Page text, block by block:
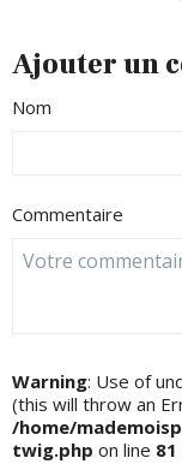
Ajouter un
Nom
Commentaire
Warning: Use of
(this will throw an
/home/
twig.php on line 81